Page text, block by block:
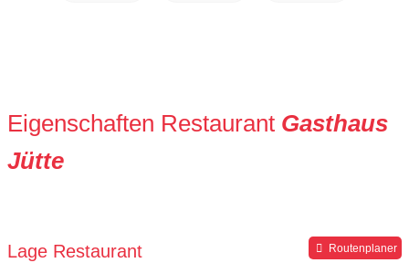
Eigenschaften Restaurant Gasthaus
Jütte
Lage Restaurant Routenplaner